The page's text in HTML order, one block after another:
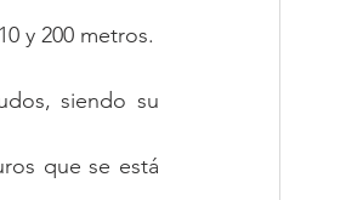
siendo su
que se está